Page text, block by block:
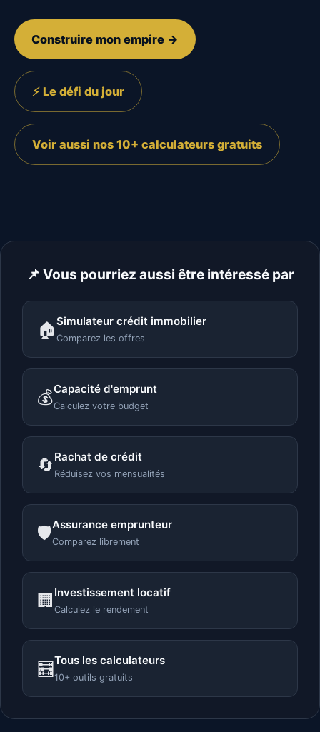
Construire mon empire →
⚡ Le défi du jour
Voir aussi nos 10+ calculateurs gratuits
📌 Vous pourriez aussi être intéressé par
🏠 Simulateur crédit immobilier
Comparez les offres
💰Capacité d'emprunt
Calculez votre budget
🔄 Rachat de crédit
Réduisez vos mensualités
🛡️Assurance emprunteur
Comparez librement
🏢 Investissement locatif
Calculez le rendement
🧮Tous les calculateurs
10+ outils gratuits